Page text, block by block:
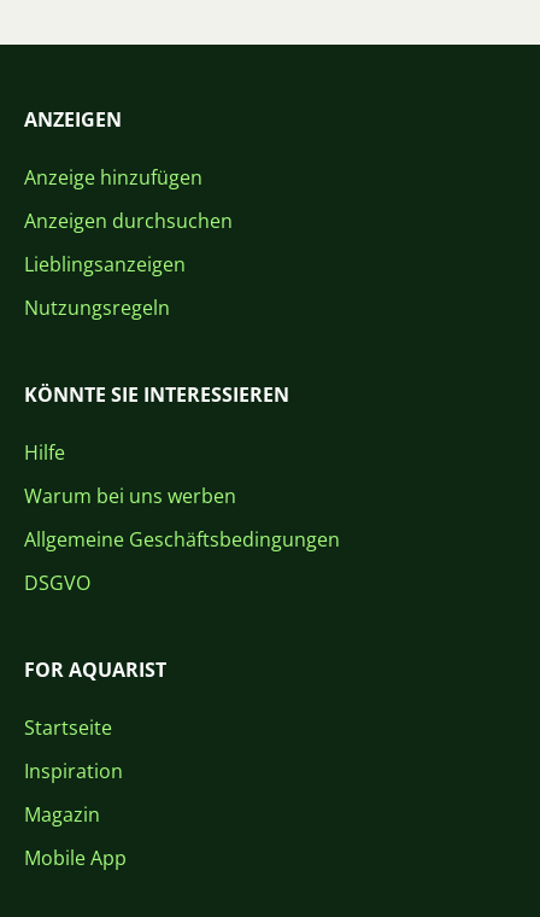
ANZEIGEN
Anzeige hinzufügen
Anzeigen durchsuchen
Lieblingsanzeigen
Nutzungsregeln
KÖNNTE SIE INTERESSIEREN
Hilfe
Warum bei uns werben
Allgemeine Geschäftsbedingungen
DSGVO
FOR AQUARIST
Startseite
Inspiration
Magazin
Mobile App